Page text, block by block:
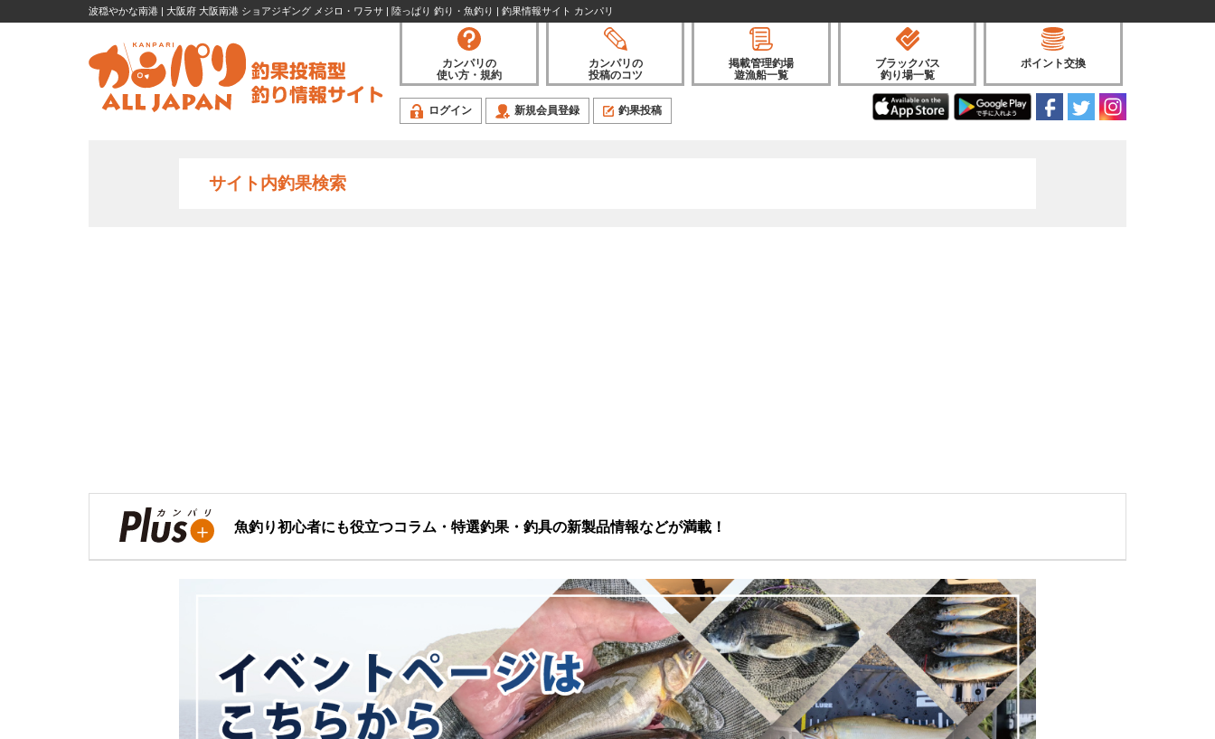
波穏やかな南港 | 大阪府 大阪南港 ショアジギング メジロ・ワラサ | 陸っぱり 釣り・魚釣り | 釣果情報サイト カンパリ
カンパリの
使い方・規約
カンパリの
投稿のコツ
掲載管理釣場
遊漁船一覧
ブラックバス
釣り場一覧
ポイント交換
ログイン 新規会員登録 釣果投稿
サイト内釣果検索
魚釣り初心者にも役立つコラム・特選釣果・釣具の新製品情報などが満載！